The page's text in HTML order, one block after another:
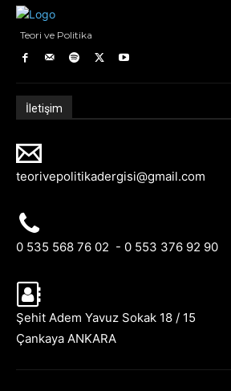
Teori ve Politika
İletişim
teorivepolitikadergisi@gmail.com
0 535 568 76 02 - 0 553 376 92 90
Şehit Adem Yavuz Sokak 18 / 15
Çankaya ANKARA